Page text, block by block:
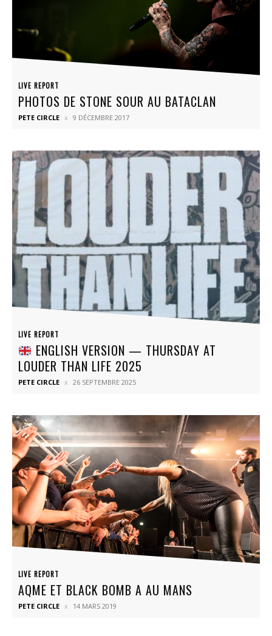
LIVE REPORT
PHOTOS DE STONE SOUR AU BATACLAN
PETE CIRCLE 9 DÉCEMBRE 2017
LIVE REPORT
ENGLISH VERSION — THURSDAY AT
LOUDER THAN LIFE 2025
PETE CIRCLE 26 SEPTEMBRE 2025
LIVE REPORT
AQME ET BLACK BOMB A AU MANS
PETE CIRCLE 14 MARS 2019